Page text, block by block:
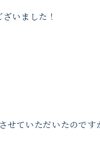
いました！
ていただいたので